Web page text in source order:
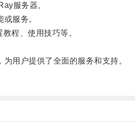
服务器。
服务。
程、使用技巧等。
用户提供了全面的服务和支持。